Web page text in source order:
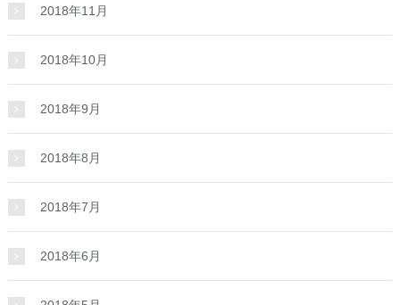
2018年11月
2018年10月
2018年9月
2018年8月
2018年7月
2018年6月